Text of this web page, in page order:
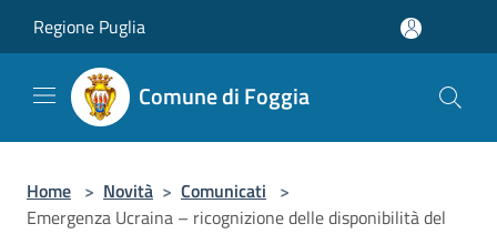
Regione Puglia
Comune di Foggia
Home > Novità > Comunicati >
Emergenza Ucraina – ricognizione delle disponibilità del